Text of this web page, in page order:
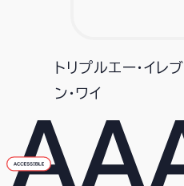
トリプルエー・イレブ
ン・ワイ